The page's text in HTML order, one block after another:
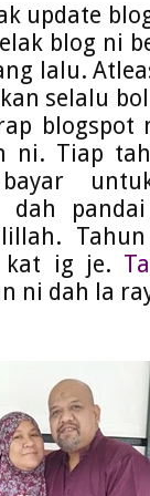
update
blog ni
lalu.
selalu
ni. Tiap
dah
kat ig je.
ni dah la